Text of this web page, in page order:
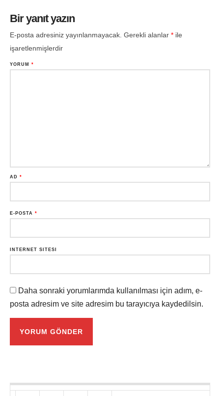
Bir yanıt yazın
E-posta adresiniz yayınlanmayacak. Gerekli alanlar * ile
işaretlenmişlerdir
YORUM *
AD *
E-POSTA *
İNTERNET SITESI
Daha sonraki yorumlarımda kullanılması için adım, e-
posta adresim ve site adresim bu tarayıcıya kaydedilsin.